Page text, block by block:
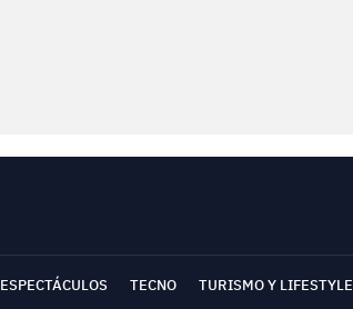
ESPECTÁCULOS TECNO TURISMO Y LIFESTYLE